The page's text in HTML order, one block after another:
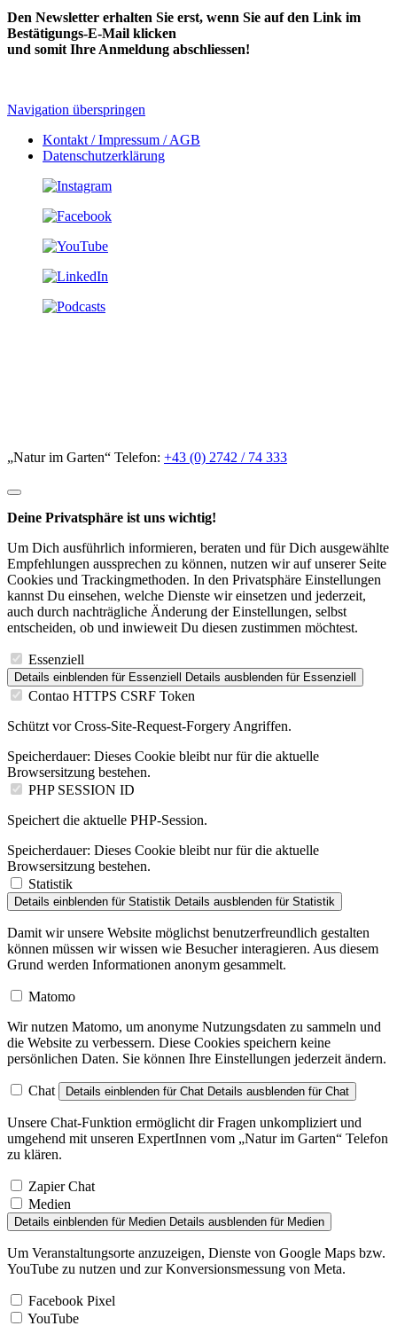
Den Newsletter erhalten Sie erst, wenn Sie auf den Link im
Bestätigungs-E-Mail klicken
und somit Ihre Anmeldung abschliessen!
Navigation überspringen
Kontakt / Impressum / AGB
Datenschutzerklärung
„Natur im Garten“ Telefon: +43 (0) 2742 / 74 333
Deine Privatsphäre ist uns wichtig!
Um Dich ausführlich informieren, beraten und für Dich ausgewählte
Empfehlungen aussprechen zu können, nutzen wir auf unserer Seite
Cookies und Trackingmethoden. In den Privatsphäre Einstellungen
kannst Du einsehen, welche Dienste wir einsetzen und jederzeit,
auch durch nachträgliche Änderung der Einstellungen, selbst
entscheiden, ob und inwieweit Du diesen zustimmen möchtest.
Essenziell
Details einblenden für Essenziell Details ausblenden für Essenziell
Contao HTTPS CSRF Token
Schützt vor Cross-Site-Request-Forgery Angriffen.
Speicherdauer: Dieses Cookie bleibt nur für die aktuelle
Browsersitzung bestehen.
PHP SESSION ID
Speichert die aktuelle PHP-Session.
Speicherdauer: Dieses Cookie bleibt nur für die aktuelle
Browsersitzung bestehen.
Statistik
Details einblenden für Statistik Details ausblenden für Statistik
Damit wir unsere Website möglichst benutzerfreundlich gestalten
können müssen wir wissen wie Besucher interagieren. Aus diesem
Grund werden Informationen anonym gesammelt.
Matomo
Wir nutzen Matomo, um anonyme Nutzungsdaten zu sammeln und
die Website zu verbessern. Diese Cookies speichern keine
persönlichen Daten. Sie können Ihre Einstellungen jederzeit ändern.
Chat Details einblenden für Chat Details ausblenden für Chat
Unsere Chat-Funktion ermöglicht dir Fragen unkompliziert und
umgehend mit unseren ExpertInnen vom „Natur im Garten“ Telefon
zu klären.
Zapier Chat
Medien
Details einblenden für Medien Details ausblenden für Medien
Um Veranstaltungsorte anzuzeigen, Dienste von Google Maps bzw.
YouTube zu nutzen und zur Konversionsmessung von Meta.
Facebook Pixel
YouTube